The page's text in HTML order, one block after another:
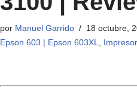
por Manuel Garrido 18 octubre,
Epson 603 | Epson 603XL,